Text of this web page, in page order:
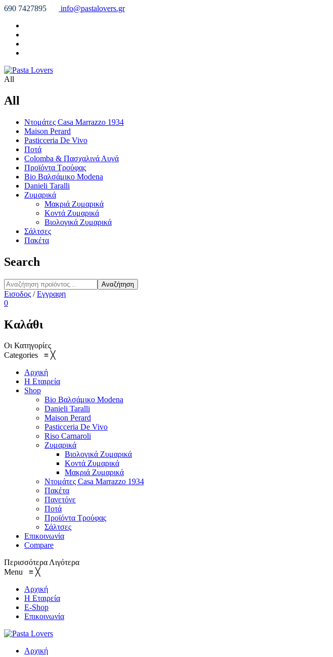
690 7427895 info@pastalovers.gr
All
All
Ντομάτες Casa Marrazzo 1934
Maison Perard
Pasticceria De Vivo
Ποτά
Colomba & Πασχαλινά Αυγά
Προϊόντα Τρούφας
Bio Βαλσάμικο Modena
Danieli Taralli
Ζυμαρικά
Μακριά Ζυμαρικά
Κοντά Ζυμαρικά
Βιολογικά Ζυμαρικά
Σάλτσες
Πακέτα
Search
Αναζήτηση
Εισοδος /Εγγραφη
0
Καλάθι
Οι Κατηγορίες
Categories ≡ ╳
Αρχική
Η Εταιρεία
Shop
Bio Βαλσάμικο Modena
Danieli Taralli
Maison Perard
Pasticceria De Vivo
Riso Carnaroli
Ζυμαρικά
Βιολογικά Ζυμαρικά
Κοντά Ζυμαρικά
Μακριά Ζυμαρικά
Ντομάτες Casa Marrazzo 1934
Πακέτα
Πανετόνε
Ποτά
Προϊόντα Τρούφας
Σάλτσες
Επικοινωνία
Compare
ΠερισσότεραΛιγότερα
Menu ≡ ╳
Αρχική
Η Εταιρεία
E-Shop
Επικοινωνία
Αρχική